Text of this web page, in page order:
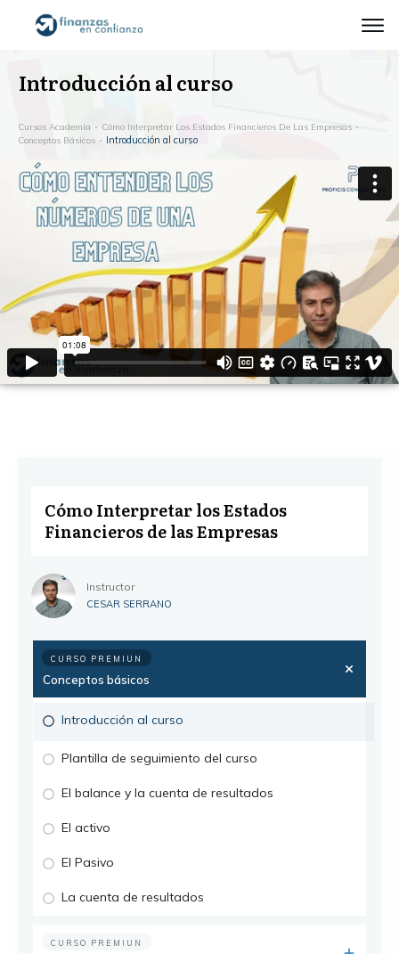
Introducción al curso
Cursos Academia
Cómo Interpretar Los Estados Financieros De Las Empresas
Conceptos Básicos
Introducción al curso
Cómo Interpretar los Estados
Financieros de las Empresas
Instructor
CESAR SERRANO
CURSO PREMIUN
Conceptos básicos
Introducción al curso
Plantilla de seguimiento del curso
El balance y la cuenta de resultados
El activo
El Pasivo
La cuenta de resultados
CURSO PREMIUN